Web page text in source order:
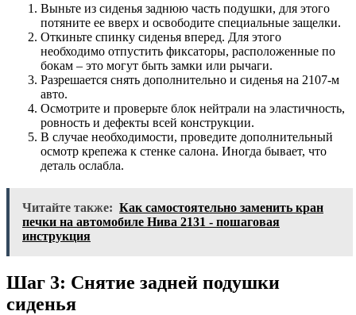
Выньте из сиденья заднюю часть подушки, для этого
потяните ее вверх и освободите специальные защелки.
Откиньте спинку сиденья вперед. Для этого
необходимо отпустить фиксаторы, расположенные по
бокам – это могут быть замки или рычаги.
Разрешается снять дополнительно и сиденья на 2107-м
авто.
Осмотрите и проверьте блок нейтрали на эластичность,
ровность и дефекты всей конструкции.
В случае необходимости, проведите дополнительный
осмотр крепежа к стенке салона. Иногда бывает, что
деталь ослабла.
Читайте также: Как самостоятельно заменить кран
печки на автомобиле Нива 2131 - пошаговая
инструкция
Шаг 3: Снятие задней подушки
сиденья